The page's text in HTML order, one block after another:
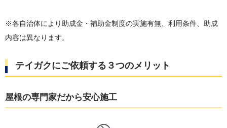
※各自治体により 助成金・ 補助金制度の実施有無、利用条件、助成
内容は異なります。
テイガクにご依頼する３つのメリット
屋根の専門家だから安心施工